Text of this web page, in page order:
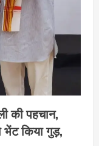
की पहचान,
भेंट किया गुड़,